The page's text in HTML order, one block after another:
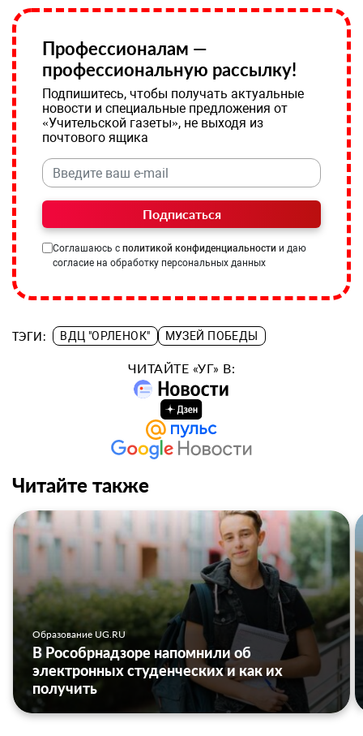
Профессионалам —
профессиональную рассылку!
Подпишитесь, чтобы получать актуальные
новости и специальные предложения от
«Учительской газеты», не выходя из
почтового ящика
Подписаться
Соглашаюсь с политикой конфиденциальности и даю
согласие на обработку персональных данных
ТЭГИ: ВДЦ "ОРЛЕНОК" МУЗЕЙ ПОБЕДЫ
ЧИТАЙТЕ «УГ» В:
Читайте также
Образование UG.RU
В Рособрнадзоре напомнили об
электронных студенческих и как их
получить